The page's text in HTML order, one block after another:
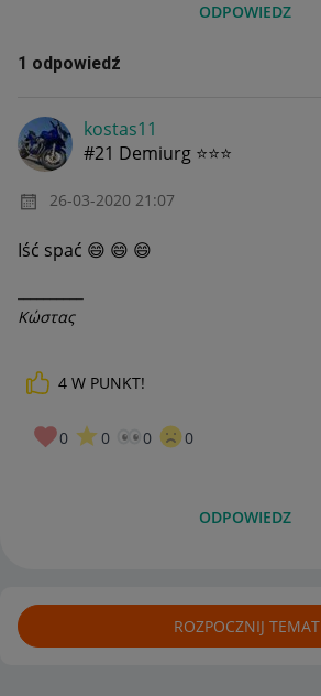
ODPOWIEDZ
1 odpowiedź
kostas11
#21 Demiurg ⭐⭐⭐
‎26-03-2020 21:07
Iść spać 😄 😄 😄
Κώστας
4 W PUNKT!
0 0 0 0
ODPOWIEDZ
ROZPOCZNIJ TEMAT